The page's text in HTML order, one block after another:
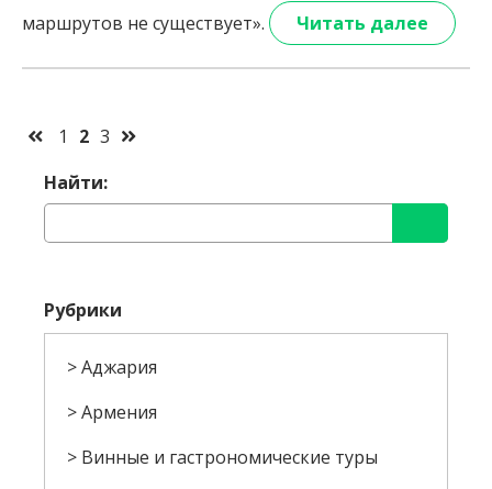
маршрутов не существует».
Читать далее
1 2 3
Найти:
Рубрики
Аджария
Армения
Винные и гастрономические туры